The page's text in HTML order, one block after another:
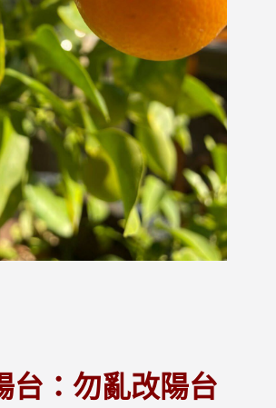
台：勿亂改陽台